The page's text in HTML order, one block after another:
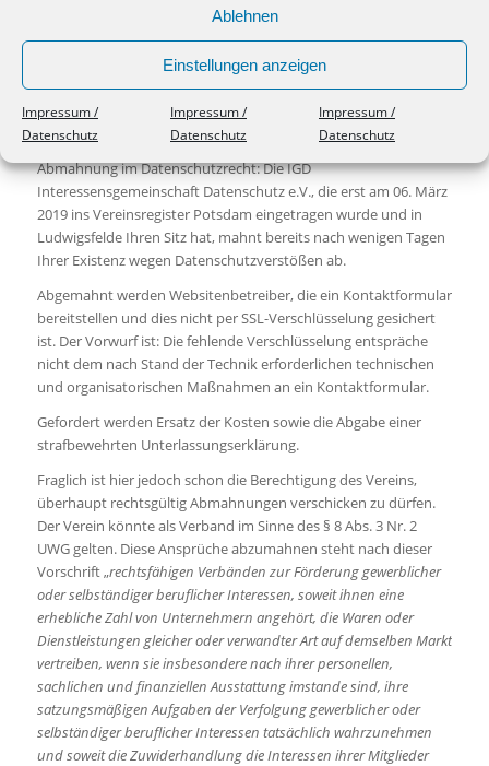
Ablehnen
Einstellungen anzeigen
Impressum /
Datenschutz
Impressum /
Datenschutz
Impressum /
Datenschutz
DATENSCHUTZ E.V.
Abmahnung im Datenschutzrecht: Die IGD
Interessensgemeinschaft Datenschutz e.V., die erst am 06. März
2019 ins Vereinsregister Potsdam eingetragen wurde und in
Ludwigsfelde Ihren Sitz hat, mahnt bereits nach wenigen Tagen
Ihrer Existenz wegen Datenschutzverstößen ab.
Abgemahnt werden Websitenbetreiber, die ein Kontaktformular
bereitstellen und dies nicht per SSL-Verschlüsselung gesichert
ist. Der Vorwurf ist: Die fehlende Verschlüsselung entspräche
nicht dem nach Stand der Technik erforderlichen technischen
und organisatorischen Maßnahmen an ein Kontaktformular.
Gefordert werden Ersatz der Kosten sowie die Abgabe einer
strafbewehrten Unterlassungserklärung.
Fraglich ist hier jedoch schon die Berechtigung des Vereins,
überhaupt rechtsgültig Abmahnungen verschicken zu dürfen.
Der Verein könnte als Verband im Sinne des § 8 Abs. 3 Nr. 2
UWG gelten. Diese Ansprüche abzumahnen steht nach dieser
Vorschrift „rechtsfähigen Verbänden zur Förderung gewerblicher
oder selbständiger beruflicher Interessen, soweit ihnen eine
erhebliche Zahl von Unternehmern angehört, die Waren oder
Dienstleistungen gleicher oder verwandter Art auf demselben Markt
vertreiben, wenn sie insbesondere nach ihrer personellen,
sachlichen und finanziellen Ausstattung imstande sind, ihre
satzungsmäßigen Aufgaben der Verfolgung gewerblicher oder
selbständiger beruflicher Interessen tatsächlich wahrzunehmen
und soweit die Zuwiderhandlung die Interessen ihrer Mitglieder